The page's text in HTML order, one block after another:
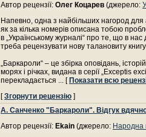
Автор рецензії: Олег Коцарев (джерело:
Напевно, одна з найбільших нагород для
як за кілька номерів описана тобою
в „Українському журналі“ про те, що в
треба рецензувати нову талановиту
„Баркароли“ – це збірка оповідань,
морях і річках, видана в серії „Exceptis
перекладається ... [ Показати всю
[Згорнути рецензію ]
А. Санченко "Баркароли". Відгук
Автор рецензії: Ekain (джерело: Народна